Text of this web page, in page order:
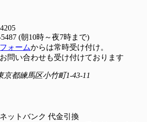
(朝10時～夜7時まで)
ォームからは常時受け付け。
問い合わせも受け付けております
京都練馬区小竹町1-43-11
ネットバンク 代金引換